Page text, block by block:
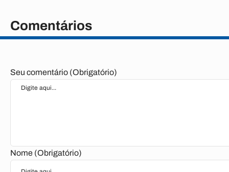
Comentários
Seu comentário (Obrigatório)
Nome (Obrigatório)